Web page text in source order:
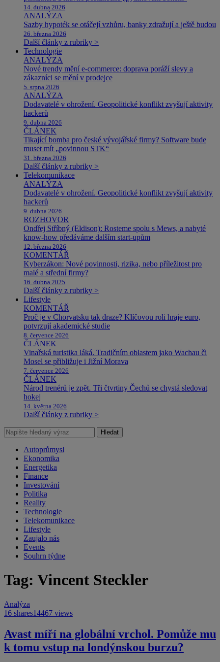
14. dubna 2026
ANALÝZA
Sazby hypoték se otáčejí vzhůru, banky zdražují a ještě budou
26. března 2026
Další články z rubriky >
Technologie
ANALÝZA
Nové trendy mění e-commerce: doprava poráží slevy a
zákazníci se mění v prodejce
5. srpna 2026
ANALÝZA
Dodavatelé v ohrožení. Geopolitické konflikt zvyšují aktivity
hackerů
9. dubna 2026
ČLÁNEK
Tikající bomba pro české vývojářské firmy? Software bude
muset mít „povinnou STK“
31. března 2026
Další články z rubriky >
Telekomunikace
ANALÝZA
Dodavatelé v ohrožení. Geopolitické konflikt zvyšují aktivity
hackerů
9. dubna 2026
ROZHOVOR
Ondřej Stříbný (Eldison): Rosteme spolu s Mews, a nabyté
know-how předáváme dalším start-upům
12. března 2026
KOMENTÁŘ
Kyberzákon: Nové povinnosti, rizika, nebo příležitost pro
malé a střední firmy?
16. dubna 2025
Další články z rubriky >
Lifestyle
KOMENTÁŘ
Proč je v Chorvatsku tak draze? Klíčovou roli hraje euro,
potvrzují akademické studie
8. července 2026
ČLÁNEK
Vinařská turistika láká. Tradičním oblastem jako Wachau či
Mosel se přibližuje i Jižní Morava
7. července 2026
ČLÁNEK
Národ trenérů je zpět. Tři čtvrtiny Čechů se chystá sledovat
hokej
14. května 2026
Další články z rubriky >
Hledat
Autoprůmysl
Ekonomika
Energetika
Finance
Investování
Politika
Reality
Technologie
Telekomunikace
Lifestyle
Zaujalo nás
Events
Souhrn týdne
Tag: Vincent Steckler
Analýza
16 shares14467 views
Avast míří na globální vrchol. Pomůže mu
k tomu vstup na londýnskou burzu?